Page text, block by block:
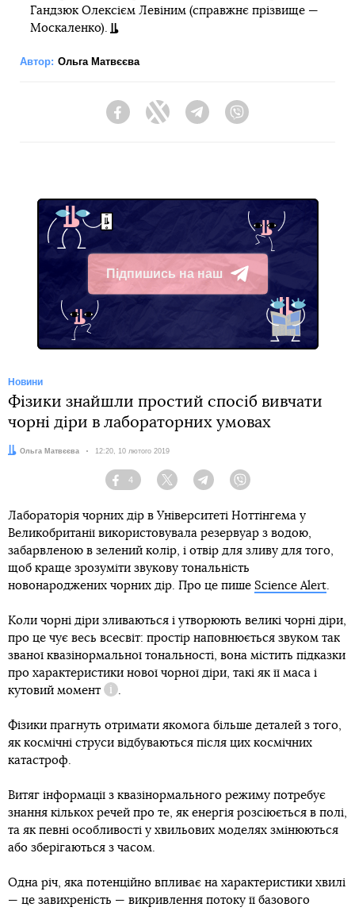
Гандзюк Олексієм Левіним (справжнє прізвище —
Москаленко).
Автор: Ольга Матвєєва
FacebookTwitter Telegram
Підпишись на наш
Telegram
Новини
Фізики знайшли простий спосіб вивчати
чорні діри в лабораторних умовах
Автор:
Ольга Матвєєва Дата:
12:20, 10 лютого 2019
Facebook
4
Twitter TelegramViber
Лабораторія чорних дір в Університеті Ноттінгема у
Великобританії використовувала резервуар з водою,
забарвленою в зелений колір, і отвір для зливу для того,
щоб краще зрозуміти звукову тональність
новонароджених чорних дір. Про це пише Science Alert.
Коли чорні діри зливаються і утворюють великі чорні діри,
про це чує весь всесвіт: простір наповнюється звуком так
званої квазінормальної тональності, вона містить підказки
про характеристики нової чорної діри, такі як її маса і
кутовий момент
Довідка
.
Фізики прагнуть отримати якомога більше деталей з того,
як космічні струси відбуваються після цих космічних
катастроф.
Витяг інформації з квазінормального режиму потребує
знання кількох речей про те, як енергія розсіюється в полі,
та як певні особливості у хвильових моделях змінюються
або зберігаються з часом.
Одна річ, яка потенційно впливає на характеристики хвилі
— це завихреність — викривлення потоку її базового